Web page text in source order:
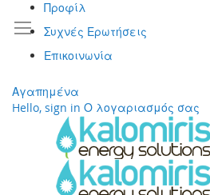
Προφίλ
Συχνές Ερωτήσεις
Επικοινωνία
Αγαπημένα
Hello, sign in Ο λογαριασμός σας